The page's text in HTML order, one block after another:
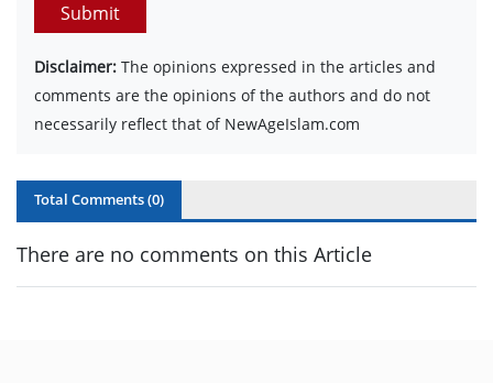
Submit
Disclaimer: The opinions expressed in the articles and
comments are the opinions of the authors and do not
necessarily reflect that of NewAgeIslam.com
Total Comments (0)
There are no comments on this Article